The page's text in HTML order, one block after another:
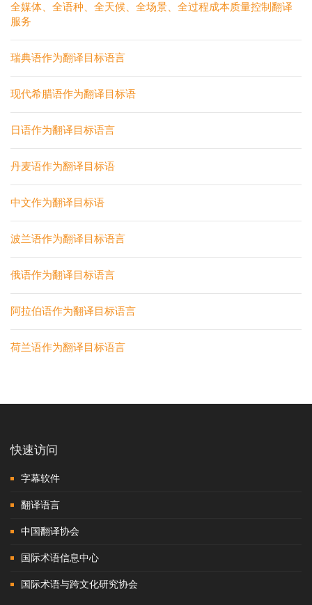
全媒体、全语种、全天候、全场景、全过程成本质量控制翻译
服务
瑞典语作为翻译目标语言
现代希腊语作为翻译目标语
日语作为翻译目标语言
丹麦语作为翻译目标语
中文作为翻译目标语
波兰语作为翻译目标语言
俄语作为翻译目标语言
阿拉伯语作为翻译目标语言
荷兰语作为翻译目标语言
快速访问
字幕软件
翻译语言
中国翻译协会
国际术语信息中心
国际术语与跨文化研究协会